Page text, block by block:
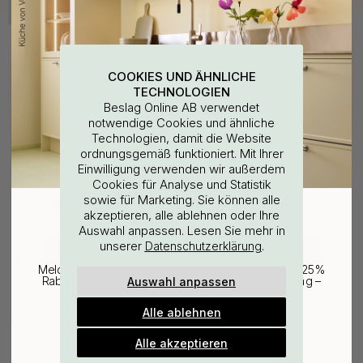
Kaufen Sie zusammen mit
Möbelgriffe & Möbelknöpfe
COOKIES UND ÄHNLICHE
TECHNOLOGIEN
Beslag Online AB verwendet
notwendige Cookies und ähnliche
Technologien, damit die Website
ordnungsgemäß funktioniert. Mit Ihrer
Einwilligung verwenden wir außerdem
Cookies für Analyse und Statistik
sowie für Marketing. Sie können alle
akzeptieren, alle ablehnen oder Ihre
Auswahl anpassen. Lesen Sie mehr in
unserer Datenschutzerklärung.
Auswahl anpassen
Alle ablehnen
Alle akzeptieren
WOULD YOU RATHER VISIT?
EU
CHANGE COUNTRY
25% Rabatt auf deinen
günstigsten Artikel
Melde dich für unseren Newsletter an und erhalte 25%
Rabatt auf den günstigsten Artikel deiner Bestellung –
plus Inspiration und exklusive Angebote.
Gültig bis zum 31. August